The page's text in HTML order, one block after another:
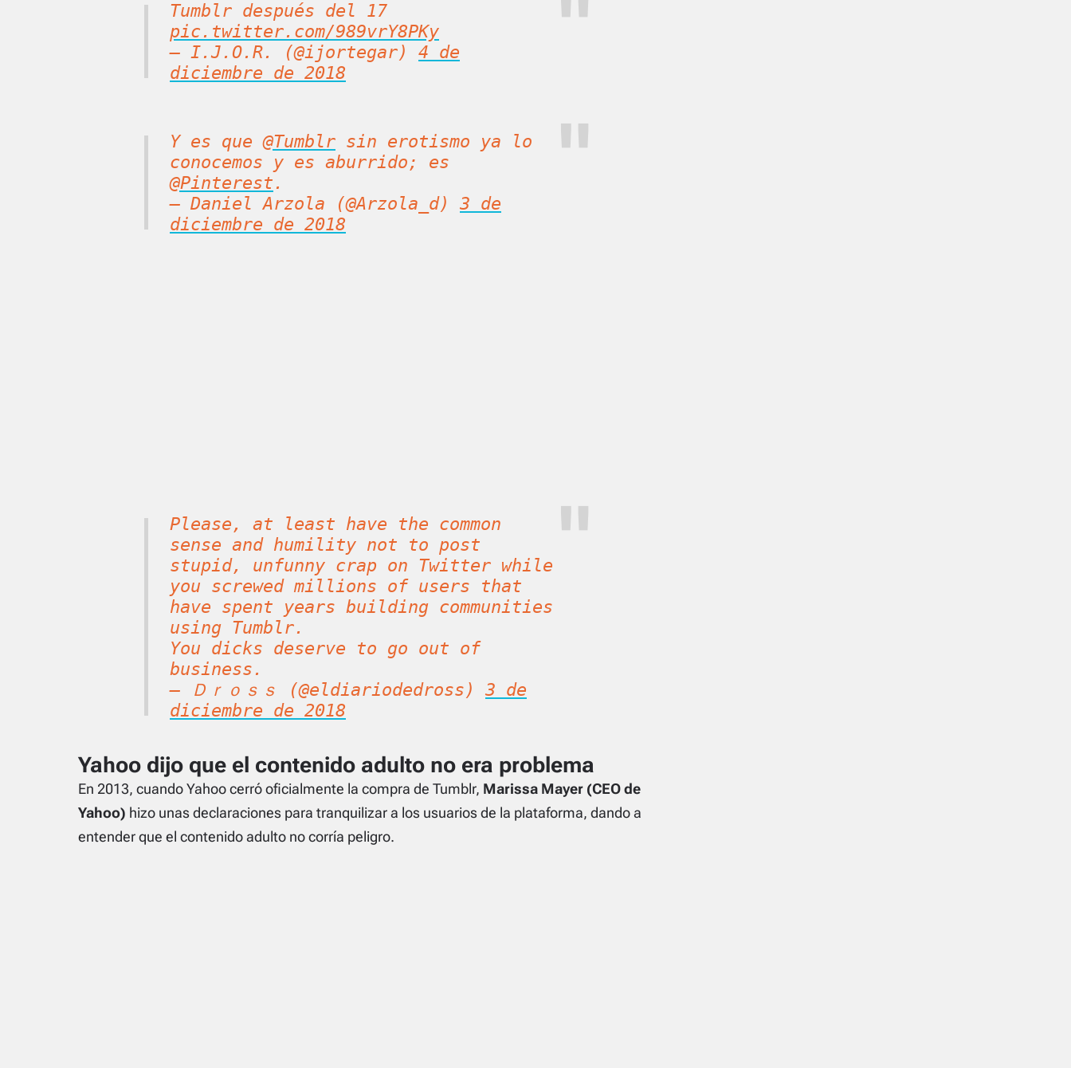
Tumblr después del 17
pic.twitter.com/989vrY8PKy
— I.J.O.R. (@ijortegar) 4 de
diciembre de 2018
Y es que@Tumblr sin erotismo ya lo
conocemos y es aburrido; es
@Pinterest .
— Daniel Arzola (@Arzola_d) 3 de
diciembre de 2018
Please, at least have the common
sense and humility not to post
stupid, unfunny crap on Twitter while
you screwed millions of users that
have spent years building communities
using Tumblr.
You dicks deserve to go out of
business.
— Ｄｒｏｓｓ (@eldiariodedross) 3 de
diciembre de 2018
Yahoo dijo que el contenido adulto no era problema
En 2013, cuando Yahoo cerró oficialmente la compra de Tumblr, Marissa Mayer (CEO de
Yahoo) hizo unas declaraciones para tranquilizar a los usuarios de la plataforma, dando a
entender que el contenido adulto no corría peligro.